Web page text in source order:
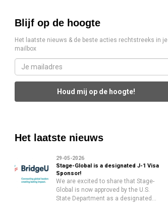
Blijf op de hoogte
Het laatste nieuws & de beste acties rechtstreeks in je
mailbox
Houd mij op de hoogte!
Het laatste nieuws
29-05-2026
Stage-Global is a designated J-1 Visa
Sponsor!
We are excited to share that Stage-
Global is now approved by the U.S.
State Department as a designated…